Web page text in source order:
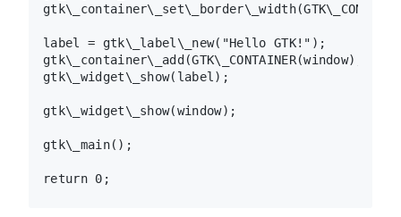
label = gtk\_label\_new("Hello GTK!");
gtk\_container\_add(GTK\_CONTAINER(window),
gtk\_widget\_show(label);
gtk\_widget\_show(window);
gtk\_main();